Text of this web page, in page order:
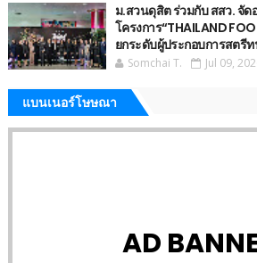
ม.สวนดุสิต ร่วมกับ สสว. จัด
โครงการ“THAILAND
ยกระดับผู้ประกอบการสตรี
Somchai T. Jul 09,
แบนเนอร์โษษณา
AD